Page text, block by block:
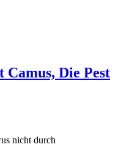
Die Pest
nicht durch